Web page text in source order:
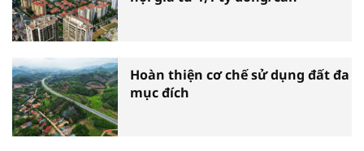
Hoàn thiện cơ chế sử dụng đất đa
mục đích